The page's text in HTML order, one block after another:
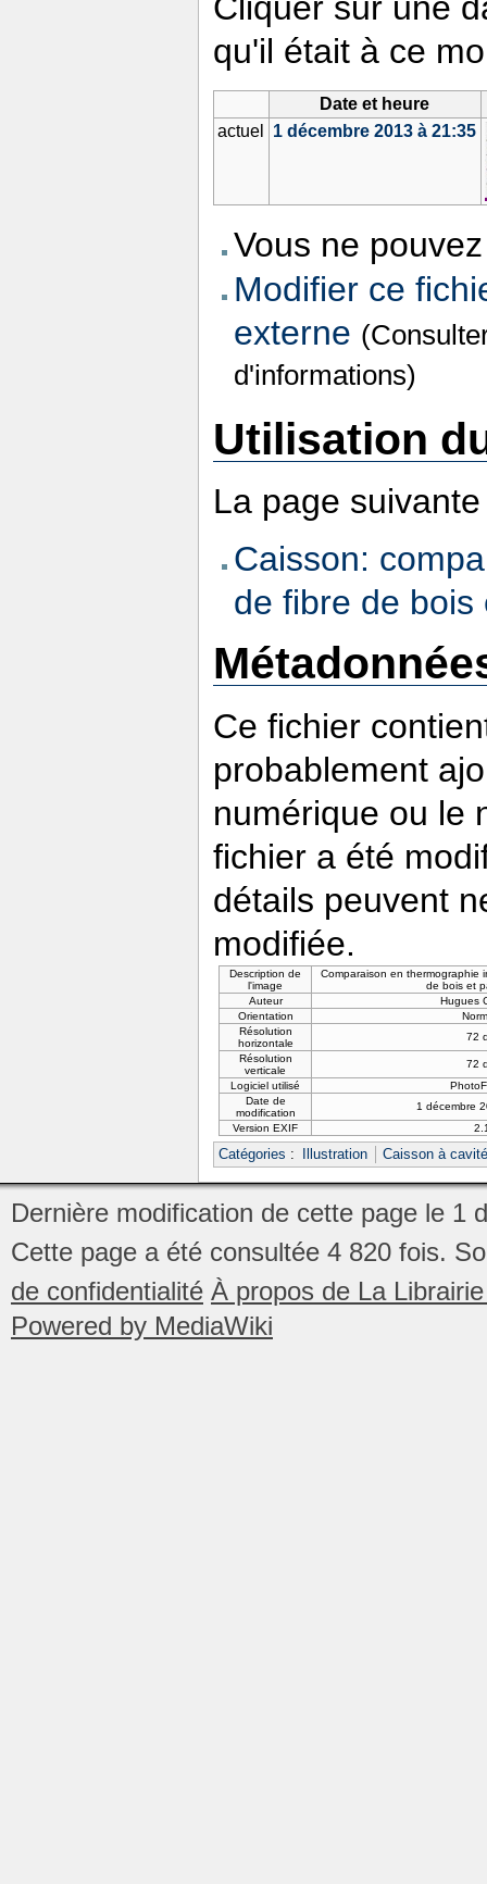
qu'il était à ce
Date et heure
actuel
1 décembre 2013 à 21:35
Vous ne
Modifier ce
externe
d'informations)
Utilisation
La page
Caisson:
de fibre de
Ce fichier
probablement
numérique ou le
fichier a été
détails peuvent
modifiée.
Description de
l'image
Comparaison en thermographie
de bois et
Auteur
Hugues
Orientation
Résolution
horizontale
72
Résolution
verticale
72
Logiciel utilisé
Date de
modification
1 décembre
Version EXIF
Catégories : Illustration Caisson à
Dernière modification de cette page le 1
Cette page a été consultée 4 820 fois.
de confidentialité À propos de La
Powered by MediaWiki